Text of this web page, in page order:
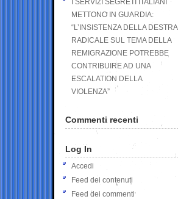
I SERVIZI SEGRETI ITALIANI
METTONO IN GUARDIA:
“L’INSISTENZA DELLA DESTRA
RADICALE SUL TEMA DELLA
REMIGRAZIONE POTREBBE
CONTRIBUIRE AD UNA
ESCALATION DELLA
VIOLENZA”
Commenti recenti
Log In
Accedi
Feed dei contenuti
Feed dei commenti